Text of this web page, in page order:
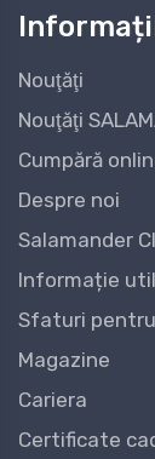
Nouţăţi
Nouţăţi
Cumpără
Despre noi
Salamander
Informație
Sfaturi
Magazine
Cariera
Certificate